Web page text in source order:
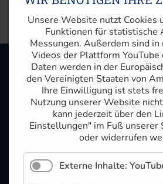
Haben Sie
Unsere Website nutzt Cookies
Funktionen für statistische
Messungen. Außerdem sind
Videos der Plattform
Daten werden in der
den Vereinigten Staaten von
Ihre Einwilligung ist stets
Nutzung unserer Website
kann jederzeit über den
Einstellungen" im Fuß unserer
oder widerrufen
Externe Inhalte: